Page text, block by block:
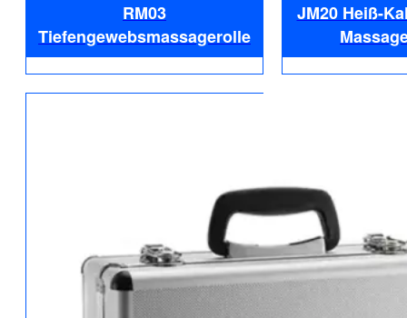
RM03
Tiefengewebsmassagerolle
JM20 Heiß-